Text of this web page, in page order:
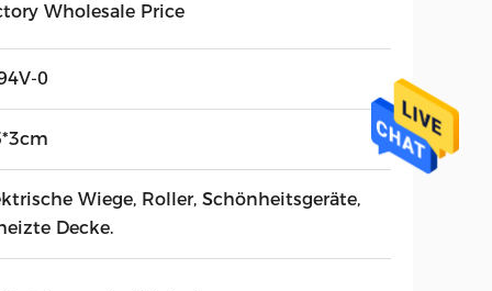
Wholesale Price
0
Wiege, Roller, Schönheitsgeräte,
Decke.